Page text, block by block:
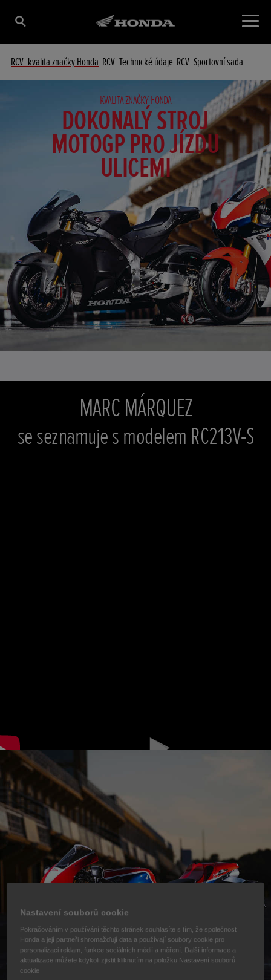
RCV: kvalita značky Honda RCV: Technické údaje RCV: Sportovní sada
KVALITA ZNAČKY HONDA
DOKONALÝ STROJ
MOTOGP PRO JÍZDU
ULICEMI
MARC MÁRQUEZ
se seznamuje s modelem RC213V-S
Nastavení souborů cookie
Pokračováním v používání těchto stránek souhlasíte s tím, že společnost
Honda a její partneři shromažďují data a používají soubory cookie pro
personalizaci reklam, funkce sociálních médií a měření. Další informace a
aktualizace můžete kdykoli zjistit kliknutím na položku Nastavení souborů
cookie